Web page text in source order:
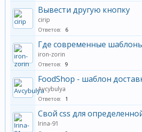
Вывести другую кнопку
cirip
Ответов: 6
Где современные
iron-zorin
Ответов: 9
FoodShop - шаблон
Avcybulya
Ответов: 1
Свой css для
Irina-91